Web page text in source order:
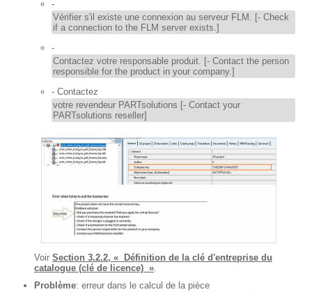
-
Vérifier s'il existe une connexion au serveur FLM. [- Check
if a connection to the FLM server exists.]
-
Contactez votre responsable produit. [- Contact the person
responsible for the product in your company.]
- Contactez
votre revendeur PARTsolutions [- Contact your
PARTsolutions reseller]
Voir Section 3.2.2, « Définition de la clé d'entreprise du
catalogue (clé de licence) ».
Problème: erreur dans le calcul de la pièce